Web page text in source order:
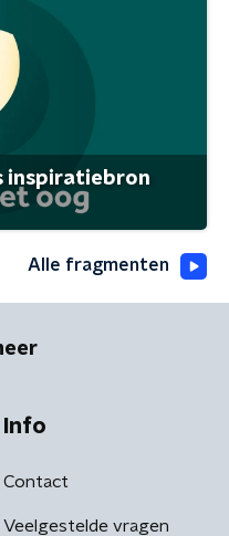
inspiratiebron
Alle fragmenten
Info
Contact
Veelgestelde vragen